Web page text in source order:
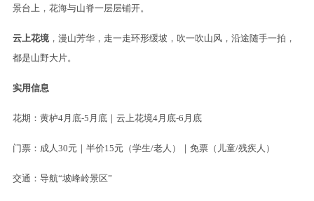
景台上，花海与山脊一层层铺开。
云上花境，漫山芳华，走一走环形缓坡，吹一吹山风，沿途随手一拍，
都是山野大片。
实用信息
花期：黄栌4月底-5月底｜云上花境4月底-6月底
门票：成人30元｜半价15元（学生/老人）｜免票（儿童/残疾人）
交通：导航“坡峰岭景区”